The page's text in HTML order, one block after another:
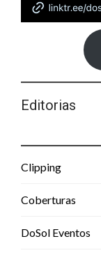
Editorias
Clipping
Coberturas
DoSol Eventos